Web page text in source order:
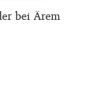
bei Ärem